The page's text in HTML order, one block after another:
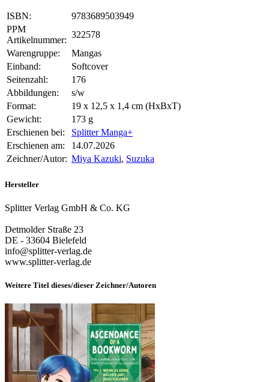
ISBN:
9783689503949
PPM
Artikelnummer:
322578
Warengruppe:
Mangas
Einband:
Softcover
Seitenzahl:
176
Abbildungen:
s/w
Format:
19 x 12,5 x 1,4 cm (HxBxT)
Gewicht:
173 g
Erschienen bei:
Splitter Manga+
Erschienen am:
14.07.2026
Zeichner/Autor: Miya Kazuki, Suzuka
Hersteller
Splitter Verlag GmbH & Co. KG
Detmolder Straße 23
DE - 33604 Bielefeld
info@splitter-verlag.de
www.splitter-verlag.de
Weitere Titel dieses/dieser Zeichner/Autoren